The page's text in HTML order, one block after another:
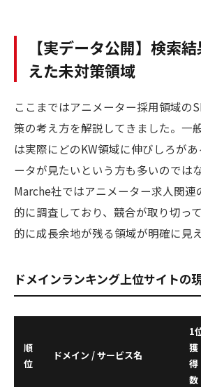
【実データ公開】検索
えた未対策領域
ここまではアニメーター採用領域の
策の考え方を解説してきました。一
は実際にどのKW領域に伸びしろが
ータが見たいという方も多いのでは
Marche社ではアニメーター求人関連
的に調査しており、競合が取り切っ
的に成長余地が残る領域が明確に見え
ドメインランキング上位サイトの
順
位
ドメイン / サービス名
1
獲
得
数